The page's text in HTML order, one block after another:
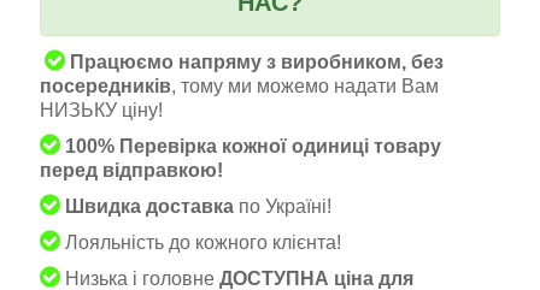
Працюємо напряму з виробником, без
посередників, тому ми можемо надати Вам
НИЗЬКУ ціну!
100% Перевірка кожної одиниці товару
перед відправкою!
Швидка доставка по Україні!
Лояльність до кожного клієнта!
Низька і головне ДОСТУПНА ціна для